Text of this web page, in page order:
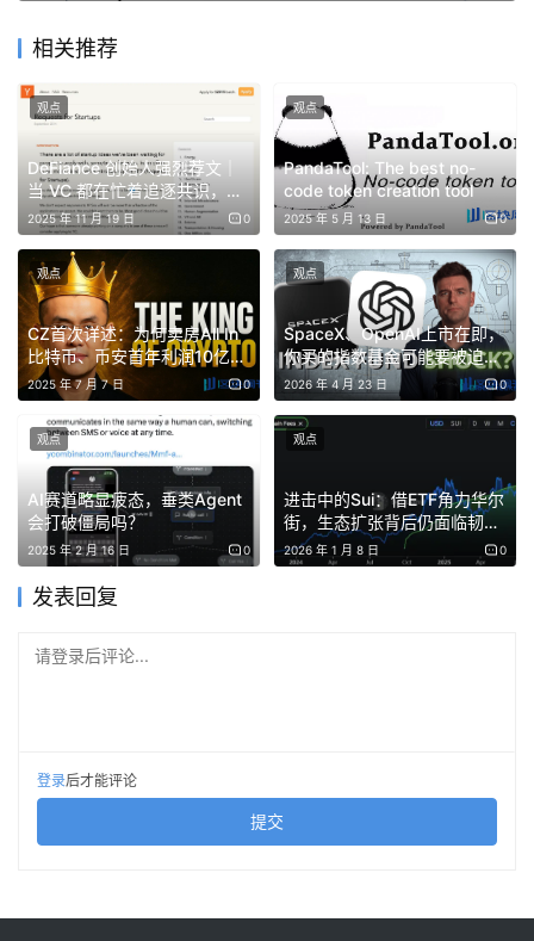
育、学习新技能或创业，让自己成为更有价值的资产。学术
数据证实，教育和技能与终身收入之间存在机械的因果关
系。
主持人：我一直认为，年轻时应该尽可能优化“知识”和“技
能”这两项。关键是获取市场看重的、稀缺且互补的技能组
合。比如你学了工程和金融，现在又掌握了做 YouTube 内
容的技能，这就大幅提升了你的赚钱潜力。我以前做生物科
技公司的营销时，发现一个毫无医学背景、只懂一点生物科
技写作的写手，薪水能拿到 25 万美元，是普通写手的 5
倍。技能卖对市场，能让你的收入呈指数级增长。
Ben：是的，错误 2 是存得不够多。
财富是靠时间复利增长
的。如果早期没有存够钱，以后想追赶会变得极其困难。就
像健康一样，如果你饮食不良从不运动，到 55 岁得了心脏
病是很难逆转的。
主持人：这就像《The Slight Edge》这本书里关于刷牙的
不刷牙，你就完了，只能躺在牙医椅上拔牙。财务也是如
钱或买房，却不思考什么才是自己想要的美好生活。我们制
定了一个三步法：首先列出你的目标，然后将目标数量翻倍
以激发深层思考，最后用“PERMA 模型”（积极情绪、投入
相关推荐
DeFiance 创始人强烈荐文｜
当 VC 都在忙着追逐共识，创
业者该如何应对？
2025 年 11 月 19 日 0
观点
PandaTool: The best no-
code token creation tool
2025 年 5 月 13 日 0
观点
​​CZ首次详述：为何卖房All In
比特币、币安首年利润10亿美
元
2025 年 7 月 7 日 0
观点
SpaceX、OpenAI上市在即，
你买的指数基金可能要被迫
“高位接盘” | BlockWeeks
2026 年 4 月 23 日 0
观点
AI赛道略显疲态，垂类Agent
会打破僵局吗？
2025 年 2 月 16 日 0
观点
进击中的Sui：借ETF角力华尔
街，生态扩张背后仍面临韧性
大考
2026 年 1 月 8 日 0
观点
发表回复
请登录后评论...
登录后才能评论
提交